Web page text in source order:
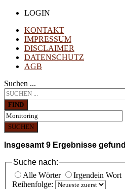
LOGIN
KONTAKT
IMPRESSUM
DISCLAIMER
DATENSCHUTZ
AGB
Suchen ...
FIND
SUCHEN
Insgesamt 9 Ergebnisse
Suche nach:
Alle Wörter
Irgendein Wort
Reihenfolge: